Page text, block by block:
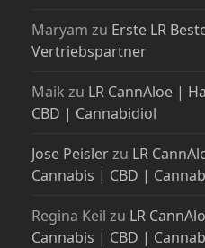
Maryam zu Erste LR
Vertriebspartner
Maik zu LR CannAloe |
CBD | Cannabidiol
Jose Peislerzu LR
Cannabis | CBD |
Regina Keil zu LR
Cannabis | CBD |